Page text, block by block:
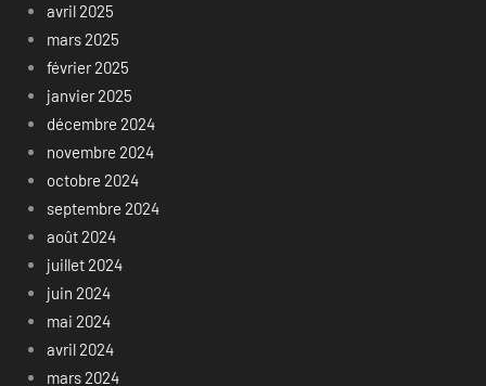
avril 2025
mars 2025
février 2025
janvier 2025
décembre 2024
novembre 2024
octobre 2024
septembre 2024
août 2024
juillet 2024
juin 2024
mai 2024
avril 2024
mars 2024